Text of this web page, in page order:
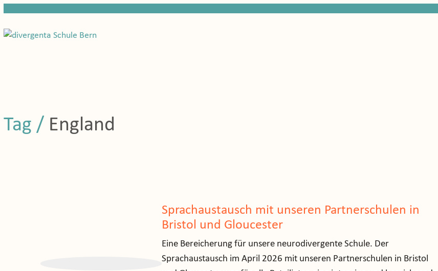
Tag / England
Sprachaustausch mit unseren Partnerschulen in
Bristol und Gloucester
Eine Bereicherung für unsere neurodivergente Schule. Der
Sprachaustausch im April 2026 mit unseren Partnerschulen in Bristol